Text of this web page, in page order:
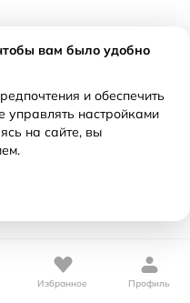
Избранное Профиль
вам было удобно
и обеспечить
управлять настройками
на сайте, вы